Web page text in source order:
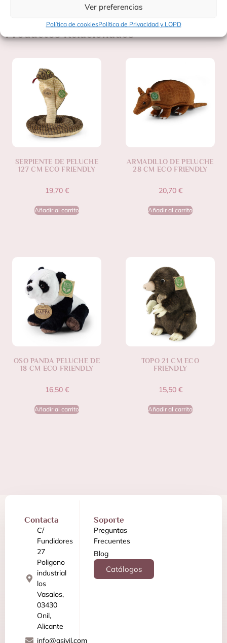
Ver preferencias
Política de cookiesPolítica de Privacidad y LOPD
Productos Relacionados
SERPIENTE DE PELUCHE
127 CM ECO FRIENDLY
19,70 €
Añadir al carrito
ARMADILLO DE PELUCHE
28 CM ECO FRIENDLY
20,70 €
Añadir al carrito
OSO PANDA PELUCHE DE
18 CM ECO FRIENDLY
16,50 €
Añadir al carrito
TOPO 21 CM ECO
FRIENDLY
15,50 €
Añadir al carrito
Contacta
C/
Fundidores
27
Poligono
industrial
los
Vasalos,
03430
Onil,
Alicante
info@asivil.com
Soporte
Preguntas
Frecuentes
Blog
Catálogos